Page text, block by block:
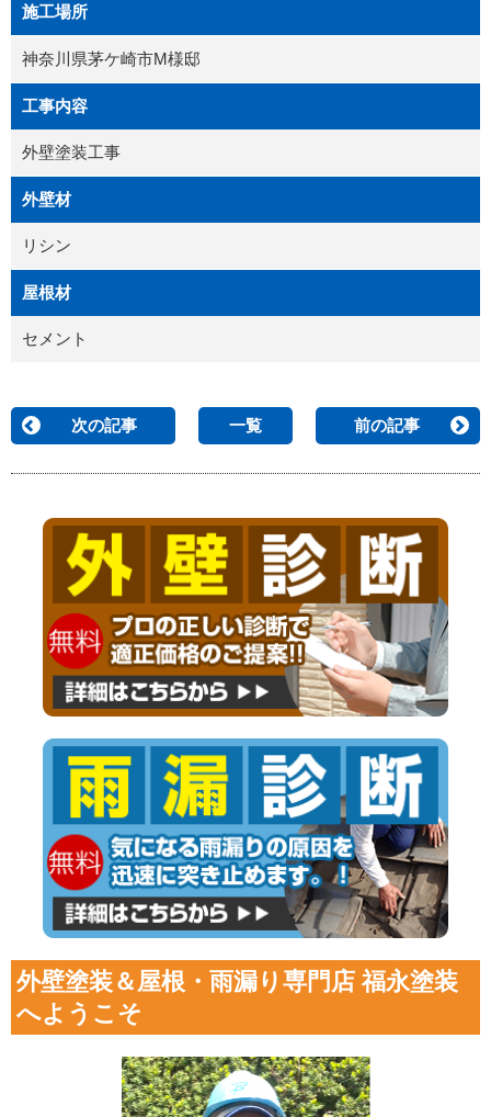
施工場所
神奈川県茅ケ崎市M様邸
工事内容
外壁塗装工事
外壁材
リシン
屋根材
セメント
次の記事 一覧 前の記事
外壁塗装＆屋根・雨漏り専門店 福永塗装
へようこそ